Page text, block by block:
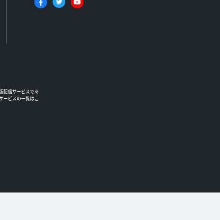
配信サービスであ
ービスの一覧はこ